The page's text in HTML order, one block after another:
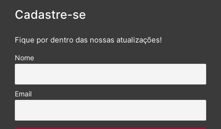
Cadastre-se
Fique por dentro das nossas atualizações!
Nome
Email